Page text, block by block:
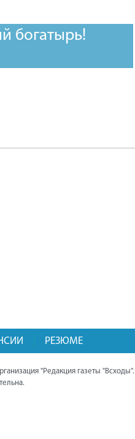
богатырь!
РЕЗЮМЕ
"Редакция газеты